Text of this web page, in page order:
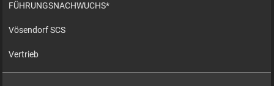
FÜHRUNGSNACHWUCHS*
Vösendorf SCS
Vertrieb